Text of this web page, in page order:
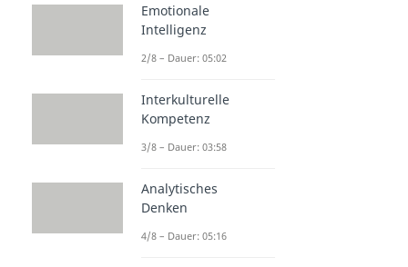
Emotionale
Intelligenz
2/8 – Dauer: 05:02
Interkulturelle
Kompetenz
3/8 – Dauer: 03:58
Analytisches
Denken
4/8 – Dauer: 05:16